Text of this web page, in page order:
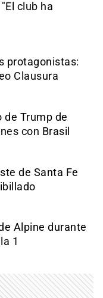
club ha
protagonistas:
Clausura
de Trump de
con Brasil
de Santa Fe
Alpine durante
1